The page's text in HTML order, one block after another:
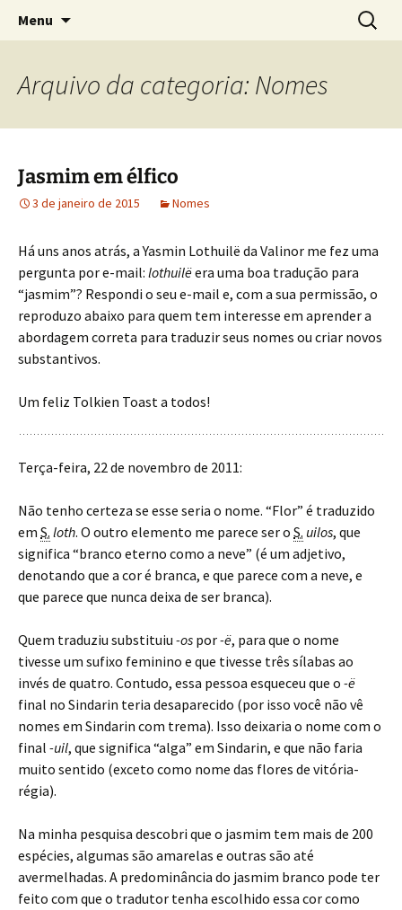
Tolkien e o Élfico
Sobre as línguas d'O Senhor dos Anéis
Menu
conteúdo
por:
Arquivo da categoria: Nomes
Jasmim em élfico
3 de janeiro de 2015 Nomes
Há uns anos atrás, a Yasmin Lothuilë da Valinor me fez uma
pergunta por e-mail: lothuilëera uma boa tradução para
“jasmim”? Respondi o seu e-mail e, com a sua permissão, o
reproduzo abaixo para quem tem interesse em aprender a
abordagem correta para traduzir seus nomes ou criar novos
substantivos.
Um feliz Tolkien Toast a todos!
Terça-feira, 22 de novembro de 2011:
Não tenho certeza se esse seria o nome. “Flor” é traduzido
em S. loth. O outro elemento me parece ser o S. uilos, que
significa “branco eterno como a neve” (é um adjetivo,
denotando que a cor é branca, e que parece com a neve, e
que parece que nunca deixa de ser branca).
Quem traduziu substituiu -os por-ë, para que o nome
tivesse um sufixo feminino e que tivesse três sílabas ao
invés de quatro. Contudo, essa pessoa esqueceu que o -ë
final no Sindarin teria desaparecido (por isso você não vê
nomes em Sindarin com trema). Isso deixaria o nome com o
final -uil, que significa “alga” em Sindarin, e que não faria
muito sentido (exceto como nome das flores de vitória-
régia).
Na minha pesquisa descobri que o jasmim tem mais de 200
espécies, algumas são amarelas e outras são até
avermelhadas. A predominância do jasmim branco pode ter
feito com que o tradutor tenha escolhido essa cor como